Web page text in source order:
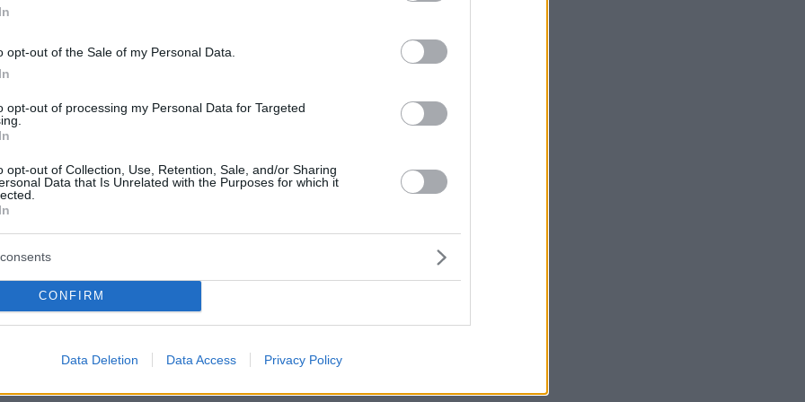
opt-out of the Sale of my Personal Data.
opt-out of processing my Personal Data for Targeted
opt-out of Collection, Use, Retention, Sale, and/or Sharing
Data that Is Unrelated with the Purposes for which it
CONFIRM
Data Deletion Data Access Privacy Policy
στο νότιο Λίβανο για όσο
πλήγματα κατά στόχων της Χεζμπολάχ
πρωθυπουργός, μετά τον θάνατο τεσσάρων
Για παραμονή των IDF στη ζώνη ασφαλείας στο νότιο
και ο υπουργός Άμυνας
αποκαλύπτει πολυετή
συνεργασία με τη
η Σομαλιλάνδη διατηρούν φιλική σχέση εδώ και
τους για ασφάλεια και σταθερότητα, είπε